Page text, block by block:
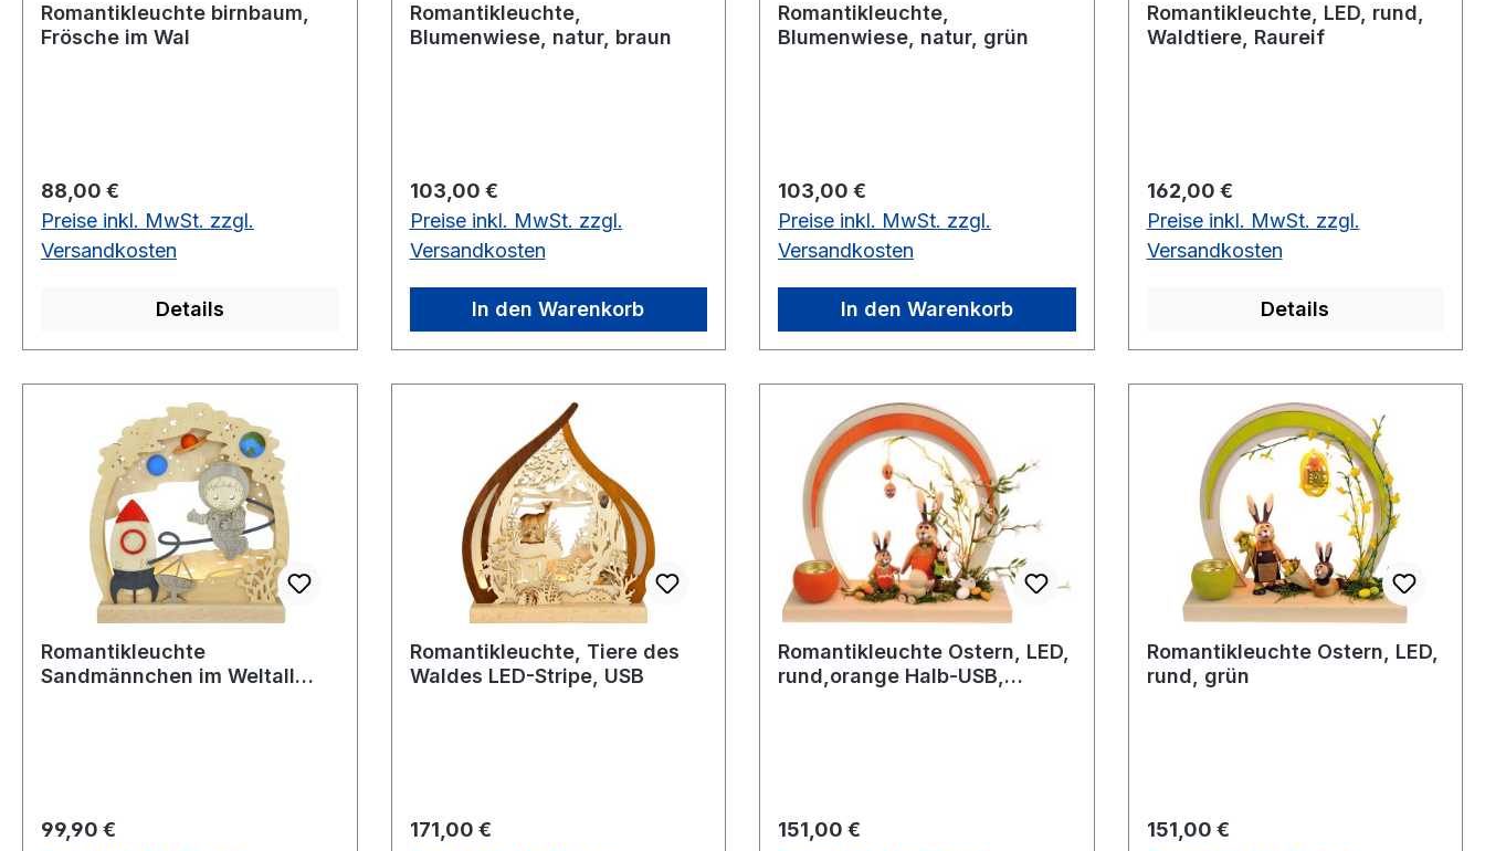
Romantikleuchte birnbaum,
Frösche im Wal
Regulärer Preis:
88,00 €
Preise inkl. MwSt. zzgl.
Versandkosten
Details
Romantikleuchte,
Blumenwiese, natur, braun
Regulärer Preis:
103,00 €
Preise inkl. MwSt. zzgl.
Versandkosten
In den Warenkorb
Romantikleuchte,
Blumenwiese, natur, grün
Regulärer Preis:
103,00 €
Preise inkl. MwSt. zzgl.
Versandkosten
In den Warenkorb
Romantikleuchte, LED, rund,
Waldtiere, Raureif
Regulärer Preis:
162,00 €
Preise inkl. MwSt. zzgl.
Versandkosten
Details
Romantikleuchte
Sandmännchen im Weltall
Regulärer Preis:
99,90 €
Romantikleuchte, Tiere des
Waldes LED-Stripe, USB
Regulärer Preis:
171,00 €
Romantikleuchte Ostern, LED,
rund,orange Halb-USB,
Regulärer Preis:
151,00 €
Romantikleuchte Ostern, LED,
rund, grün
Regulärer Preis:
151,00 €